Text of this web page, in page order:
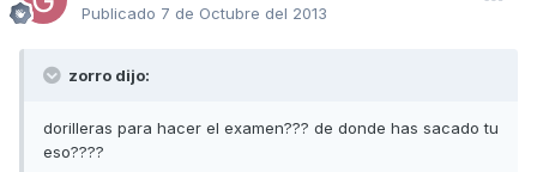
Publicado 7 de Octubre del 2013
zorro dijo:
dorilleras para hacer el examen??? de donde has sacado tu
eso????